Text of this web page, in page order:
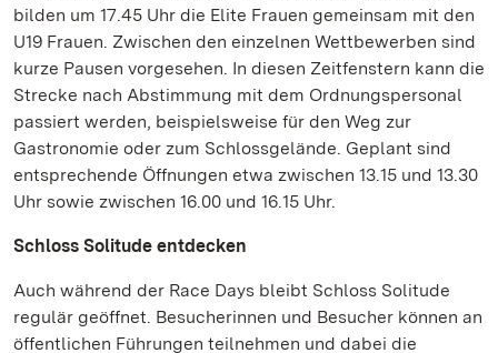
bilden um 17.45 Uhr die Elite Frauen gemeinsam mit den
U19 Frauen. Zwischen den einzelnen Wettbewerben sind
kurze Pausen vorgesehen. In diesen Zeitfenstern kann die
Strecke nach Abstimmung mit dem Ordnungspersonal
passiert werden, beispielsweise für den Weg zur
Gastronomie oder zum Schlossgelände. Geplant sind
entsprechende Öffnungen etwa zwischen 13.15 und 13.30
Uhr sowie zwischen 16.00 und 16.15 Uhr.
Schloss Solitude entdecken
Auch während der Race Days bleibt Schloss Solitude
regulär geöffnet. Besucherinnen und Besucher können an
öffentlichen Führungen teilnehmen und dabei die